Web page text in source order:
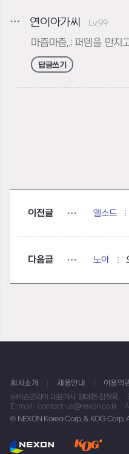
연이아가씨 Lv.99
마즘마즘,.; 퍼뎀을 만
답글쓰기
이전글 엘소드
다음글 노아
회사소개 채용안내 이용약
㈜넥슨코리아 대표이사 강대현·김정욱
E-mail : contact-us@nexon.co.kr
© NEXON Korea Corp. & KOG Corp.